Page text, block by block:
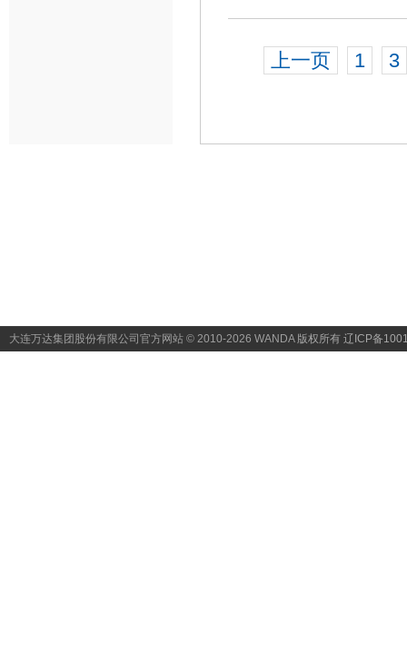
元
上一页 1 3
大连万达集团股份有限公司官方网站 © 2010-2026 WANDA 版权所有 辽ICP备